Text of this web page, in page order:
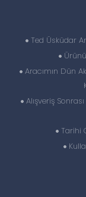
Ted Üsküdar
Aracımın Dün
Alışveriş
Tarihi